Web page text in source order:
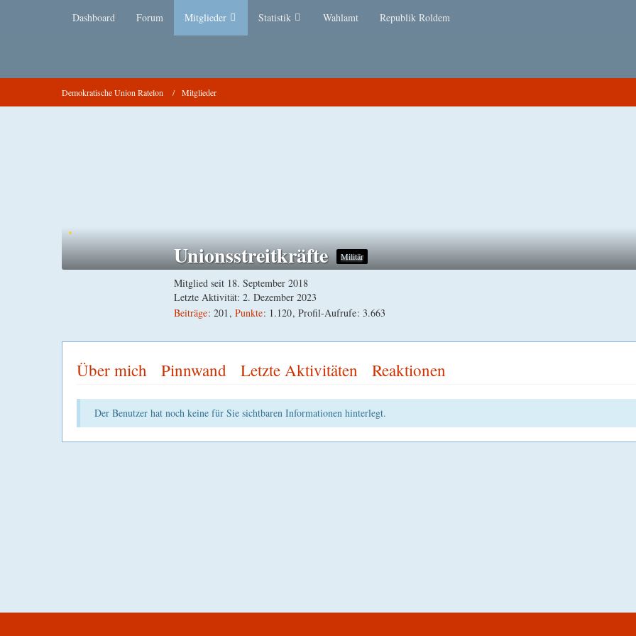
Dashboard Forum Mitglieder Statistik Wahlamt Republik Roldem
Demokratische Union Ratelon Mitglieder
Union​s​streitkräfte Militär
Mitglied seit 18. September 2018
Letzte Aktivität:2. Dezember 2023
Beiträge 201 Punkte 1.120 Profil-Aufrufe 3.663
Über mich Pinnwand Letzte Aktivitäten Reaktionen
Der Benutzer hat noch keine für Sie sichtbaren Informationen hinterlegt.